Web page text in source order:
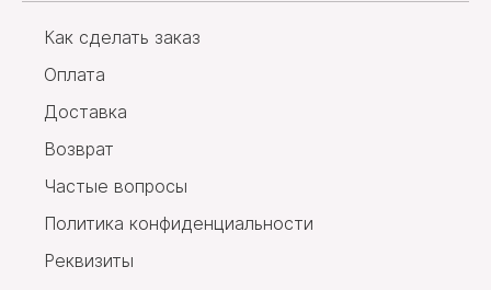
Как сделать заказ
Оплата
Доставка
Возврат
Частые вопросы
Политика конфиденциальности
Реквизиты